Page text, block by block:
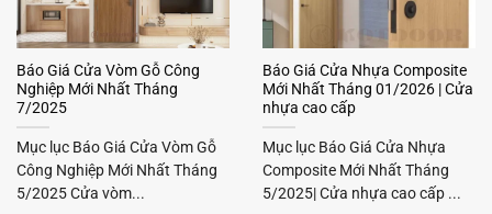
Báo Giá Cửa Vòm Gỗ Công
Nghiệp Mới Nhất Tháng
7/2025
Mục lục Báo Giá Cửa Vòm Gỗ
Công Nghiệp Mới Nhất Tháng
5/2025 Cửa vòm...
Báo Giá Cửa Nhựa Composite
Mới Nhất Tháng 01/2026 | Cửa
nhựa cao cấp
Mục lục Báo Giá Cửa Nhựa
Composite Mới Nhất Tháng
5/2025| Cửa nhựa cao cấp ...